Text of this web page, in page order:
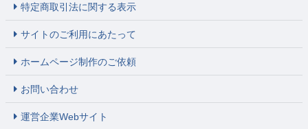
特定商取引法に関する表示
サイトのご利用にあたって
ホームページ制作のご依頼
お問い合わせ
運営企業Webサイト